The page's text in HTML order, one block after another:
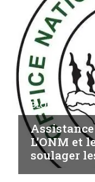
BLOG
L’ONM et
soulager